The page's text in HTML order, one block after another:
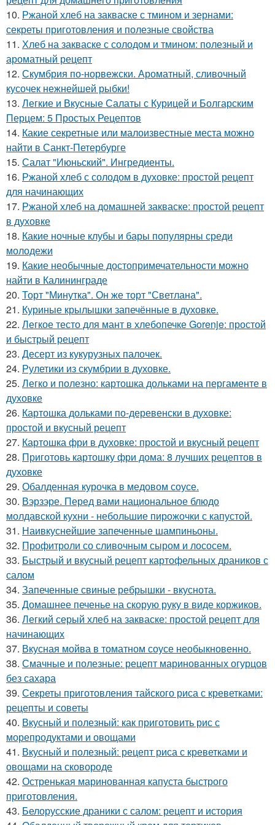
10. Ржаной хлеб на закваске с тмином и зернами:
секреты приготовления и полезные свойства
11. Хлеб на закваске с солодом и тмином: полезный и
ароматный рецепт
12. Скумбрия по-норвежски. Ароматный, сливочный
кусочек нежнейшей рыбки!
13. Легкие и Вкусные Салаты с Курицей и Болгарским
Перцем: 5 Простых Рецептов
14. Какие секретные или малоизвестные места можно
найти в Санкт-Петербурге
15. Салат "Июньский". Ингредиенты.
16. Ржаной хлеб с солодом в духовке: простой рецепт
для начинающих
17. Ржаной хлеб на домашней закваске: простой рецепт
в духовке
18. Какие ночные клубы и бары популярны среди
молодежи
19. Какие необычные достопримечательности можно
найти в Калининграде
20. Торт "Минутка". Он же торт "Светлана".
21. Куриные крылышки запечённые в духовке.
22. Легкое тесто для мант в хлебопечке Gorenje: простой
и быстрый рецепт
23. Десерт из кукурузных палочек.
24. Рулетики из скумбрии в духовке.
25. Легко и полезно: картошка дольками на пергаменте в
духовке
26. Картошка дольками по-деревенски в духовке:
простой и вкусный рецепт
27. Картошка фри в духовке: простой и вкусный рецепт
28. Приготовь картошку фри дома: 8 лучших рецептов в
духовке
29. Обалденная курочка в медовом соусе.
30. Вэрзэре. Перед вами национальное блюдо
молдавской кухни - небольшие пирожочки с капустой.
31. Наивкуснейшие запеченные шампиньоны.
32. Профитроли со сливочным сыром и лососем.
33. Быстрый и вкусный рецепт картофельных драников с
салом
34. Запеченные свиные ребрышки - вкуснота.
35. Домашнее печенье на скорую руку в виде коржиков.
36. Легкий серый хлеб на закваске: простой рецепт для
начинающих
37. Вкусная мойва в томатном соусе необыкновенно.
38. Смачные и полезные: рецепт маринованных огурцов
без сахара
39. Секреты приготовления тайского риса с креветками:
рецепты и советы
40. Вкусный и полезный: как приготовить рис с
морепродуктами и овощами
41. Вкусный и полезный: рецепт риса с креветками и
овощами на сковороде
42. Остренькая маринованная капуста быстрого
приготовления.
43. Белорусские драники с салом: рецепт и история